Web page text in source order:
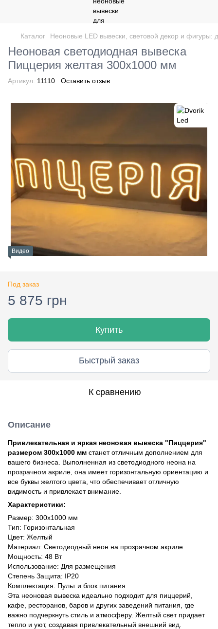
Каталог Неоновые LED вывески, световой декор и фигуры:
Неоновая светодиодная вывеска
Пиццерия желтая 300х1000 мм
Артикул: 11110 Оставить отзыв
Видео
Под заказ
5 875 грн
Купить
Быстрый заказ
К сравнению
Описание
Привлекательная и яркая неоновая вывеска "Пиццерия"
размером 300х1000 мм станет отличным дополнением для
вашего бизнеса. Выполненная из светодиодного неона на
прозрачном акриле, она имеет горизонтальную ориентацию и
все буквы желтого цвета, что обеспечивает отличную
видимость и привлекает внимание.
Характеристики:
Размер: 300х1000 мм
Тип: Горизонтальная
Цвет: Желтый
Материал: Светодиодный неон на прозрачном акриле
Мощность: 48 Вт
Использование: Для размещения
Степень Защита: IP20
Комплектация: Пульт и блок питания
Эта неоновая вывеска идеально подходит для пиццерий,
кафе, ресторанов, баров и других заведений питания, где
важно подчеркнуть стиль и атмосферу. Желтый свет придает
тепло и уют, создавая привлекательный внешний вид.